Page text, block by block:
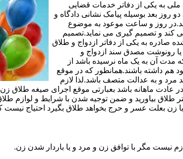
ملی به یکی از دفاتر خدمات قضایی
روز بعد بوسیله پیامک نشانی دادگاه و
روز و ساعت موعود به موضوع
کند و تصمیم گیری می نماید.تصمیم
صادره به یکی از دفاتر ازدواج و طلاق
یا رونوشت مصدق سند ازدواج و
مدت آن به یک ماه نرسیده باشد از
هم داشته باشند.همانطور که در موقع
مرد و به عدالت متصف باشد.لذا لازم
ماهانه باشد بعبارتی موقع اجرای صیغه طلاق زن
طلاق بیاورید و ضمن توجیه شدن با شرایط و لوازم
زن بعلت عسر و حرج بخواهد طلاق بگیرد احتیاج نیست
نیست مگر با توافق زن و مرد و یا باردار شدن زن.